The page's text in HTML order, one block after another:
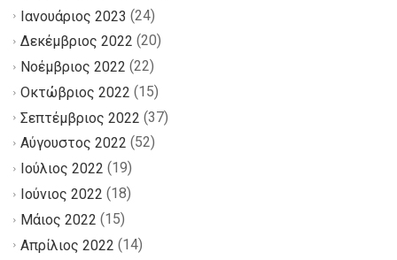
Ιανουάριος 2023 (24)
Δεκέμβριος 2022 (20)
Νοέμβριος 2022 (22)
Οκτώβριος 2022 (15)
Σεπτέμβριος 2022 (37)
Αύγουστος 2022 (52)
Ιούλιος 2022 (19)
Ιούνιος 2022 (18)
Μάιος 2022 (15)
Απρίλιος 2022 (14)